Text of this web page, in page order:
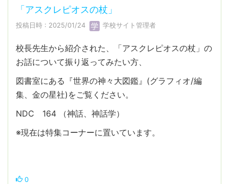
「アスクレピオスの杖」
投稿日時 : 2025/01/24 学校サイト管理者
校長先生から紹介された、「アスクレピオスの杖」の
お話について振り返ってみたい方、
図書室にある『世界の神々大図鑑』(グラフィオ/編
集、金の星社)をご覧ください。
NDC 164 （神話、神話学）
※現在は特集コーナーに置いています。
0